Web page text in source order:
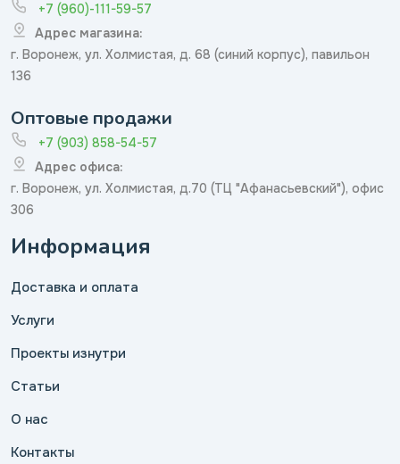
+7 (960)-111-59-57
Адрес магазина:
г. Воронеж, ул. Холмистая, д. 68 (синий корпус), павильон
136
Оптовые продажи
+7 (903) 858-54-57
Адрес офиса:
г. Воронеж, ул. Холмистая, д.70 (ТЦ "Афанасьевский"), офис
306
Информация
Доставка и оплата
Услуги
Проекты изнутри
Статьи
О нас
Контакты